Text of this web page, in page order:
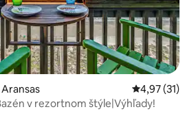
Priemerné
4,97 (31)
v rezortnom štýle|Výhľady!